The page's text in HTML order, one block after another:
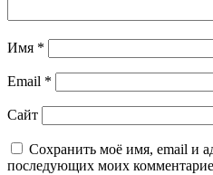
Имя *
Email *
Сайт
Сохранить моё имя, email и
последующих моих